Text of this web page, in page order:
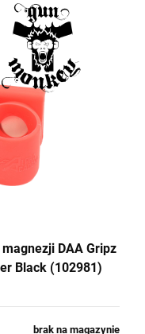
IWI ZION
DAA Gripz
Black (102981)
brak na magazynie